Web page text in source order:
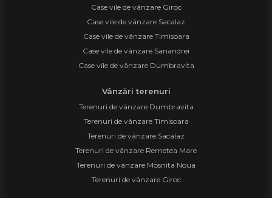
Case vile de vânzare Giroc
Case vile de vânzare Sacalaz
Case vile de vânzare Timisoara
Case vile de vânzare Sanandrei
Case vile de vânzare Dumbravita
Vânzări terenuri
Terenuri de vânzare Dumbravita
Terenuri de vânzare Timisoara
Terenuri de vânzare Sacalaz
Terenuri de vânzare Remetea Mare
Terenuri de vânzare Mosnita Noua
Terenuri de vânzare Giroc